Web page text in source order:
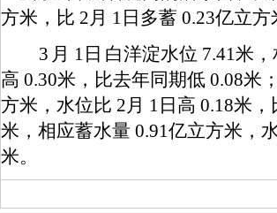
方米，比 2月 1 日多蓄 0.23亿立方
3 月 1 日 白洋淀水位 7.41米
高 0.30米，比去年同期低 0.08米
方米，水位比 2月 1 日高 0.18米，
米，相应蓄水量 0.91亿立方米，
米。